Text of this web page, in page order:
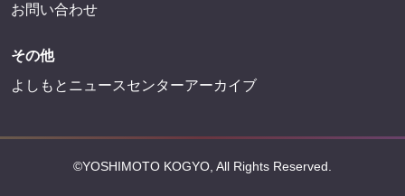
お問い合わせ
その他
よしもとニュースセンターアーカイブ
©YOSHIMOTO KOGYO, All Rights Reserved.